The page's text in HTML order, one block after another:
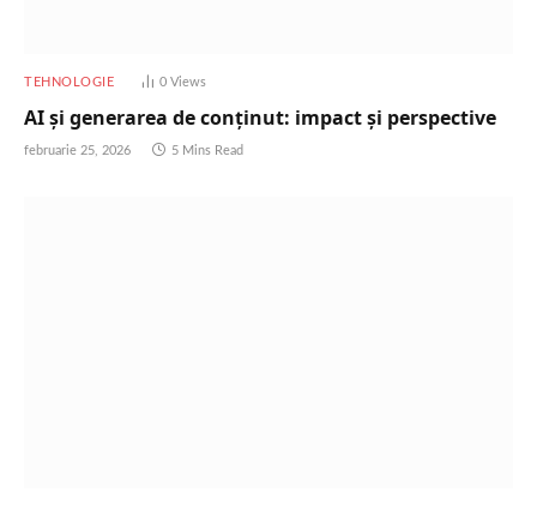
TEHNOLOGIE 0 Views
AI și generarea de conținut: impact și perspective
februarie 25, 2026 5 Mins Read